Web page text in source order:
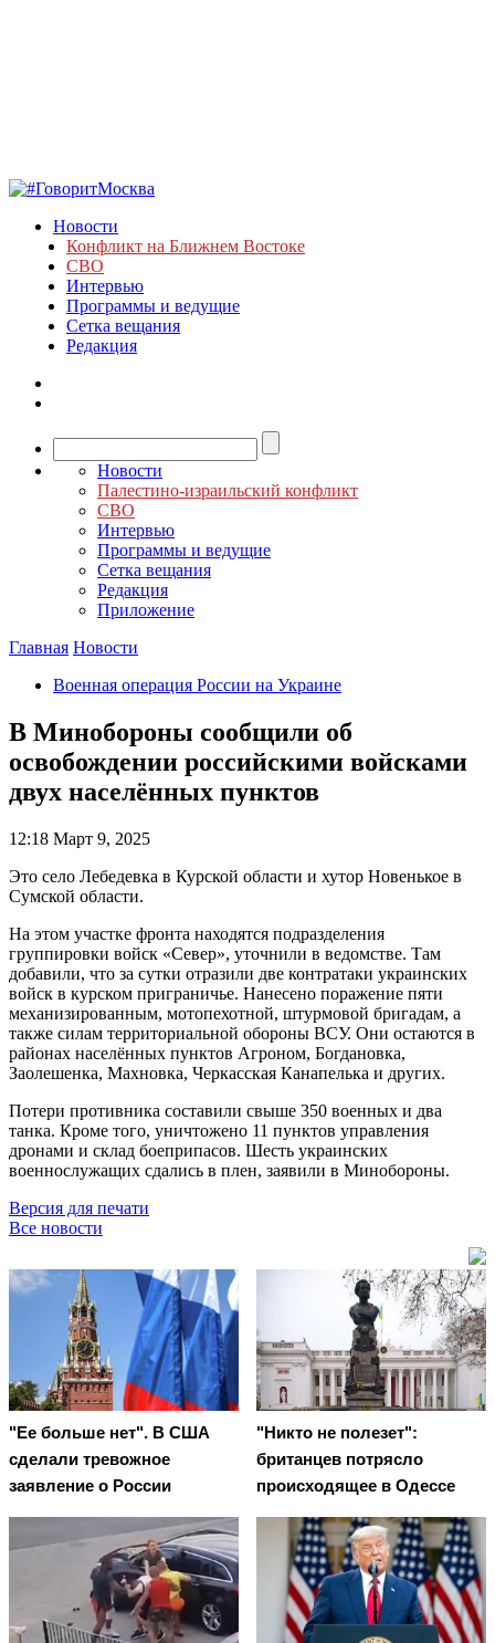
Новости
Конфликт на Ближнем Востоке
СВО
Интервью
Программы и ведущие
Сетка вещания
Редакция
Новости
Палестино-израильский конфликт
СВО
Интервью
Программы и ведущие
Сетка вещания
Редакция
Приложение
Главная Новости
Военная операция России на Украине
В Минобороны сообщили об
освобождении российскими войсками
двух населённых пунктов
12:18 Март 9, 2025
Это село Лебедевка в Курской области и хутор Новенькое в
Сумской области.
На этом участке фронта находятся подразделения
группировки войск «Север», уточнили в ведомстве. Там
добавили, что за сутки отразили две контратаки украинских
войск в курском приграничье. Нанесено поражение пяти
механизированным, мотопехотной, штурмовой бригадам, а
также силам территориальной обороны ВСУ. Они остаются в
районах населённых пунктов Агроном, Богдановка,
Заолешенка, Махновка, Черкасская Канапелька и других.
Потери противника составили свыше 350 военных и два
танка. Кроме того, уничтожено 11 пунктов управления
дронами и склад боеприпасов. Шесть украинских
военнослужащих сдались в плен, заявили в Минобороны.
Версия для печати
Все новости
"Ее больше нет". В США
сделали тревожное
заявление о России
"Никто не полезет":
британцев потрясло
происходящее в Одессе